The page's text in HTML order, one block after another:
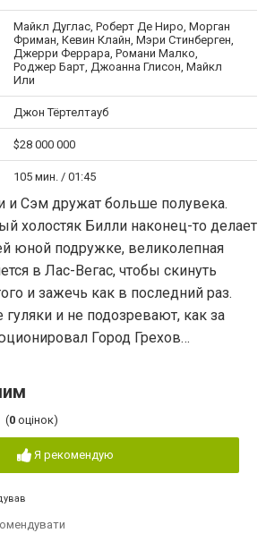
Майкл Дуглас, Роберт Де Ниро, Морган
Фриман, Кевин Клайн, Мэри Стинберген,
Джерри Феррара, Романи Малко,
Роджер Барт, Джоанна Глисон, Майкл
Или
Джон Тёртелтауб
$28 000 000
105 мин. / 01:45
и Сэм дружат больше полувека.
холостяк Билли наконец-то делает
юной подружке, великолепная
в Лас-Вегас, чтобы скинуть
и зажечь как в последний раз.
и не подозревают, как за
Город Грехов…
(0 оцінок)
Я рекомендую